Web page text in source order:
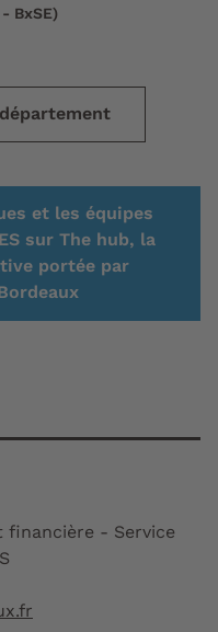
BxSE)
et les équipes
sur The hub, la
portée par
financière - Service